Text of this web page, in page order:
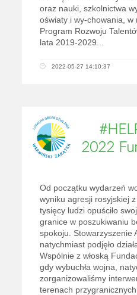
oraz nauki, szkolnictwa
oświaty i wy-chowania,
Program Rozwoju
lata 2019-2029...
2022-05-27 14:10:37
2022
Od początku wydarzeń
wyniku agresji rosyjskiej
tysięcy ludzi opuściło
granice w poszukiwaniu
spokoju. Stowarzyszenie
natychmiast podjęło
Wspólnie z włoską
gdy wybuchła wojna,
zorganizowaliśmy
terenach